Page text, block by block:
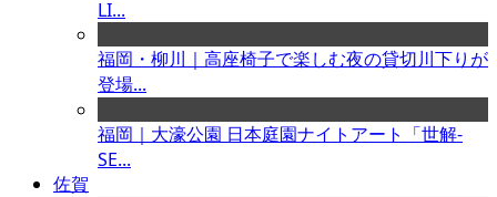
LI...
福岡・柳川｜高座椅子で楽しむ夜の貸切川下りが
登場...
福岡｜大濠公園 日本庭園ナイトアート「世解-
SE...
佐賀